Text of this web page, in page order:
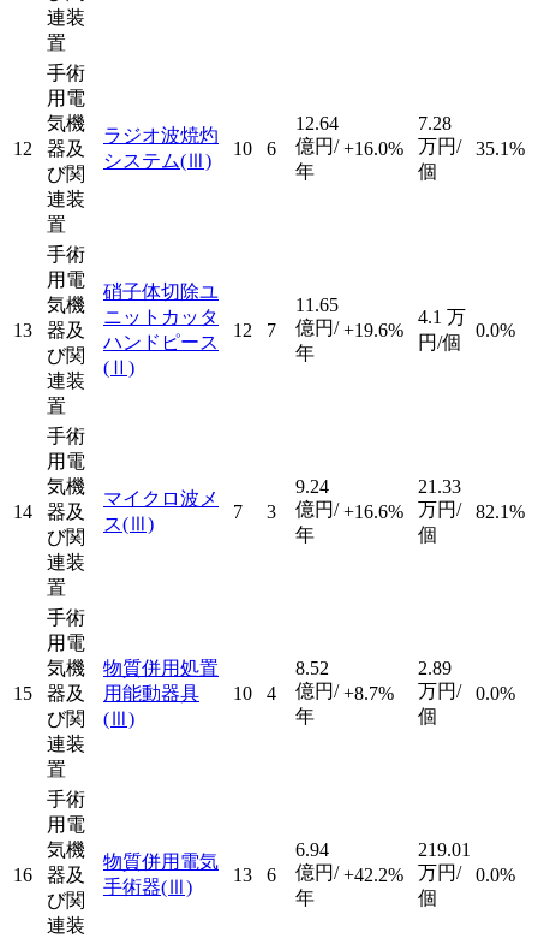
連装
置
12
手術
用電
気機
器及
び関
連装
置
ラジオ波焼灼
システム(Ⅲ)
10 6
12.64
億円/
年
+16.0%
7.28
万円/
個
35.1%
13
手術
用電
気機
器及
び関
連装
置
硝子体切除ユ
ニットカッタ
ハンドピース
(Ⅱ)
12 7
11.65
億円/
年
+19.6%
4.1 万
円/個
0.0%
14
手術
用電
気機
器及
び関
連装
置
マイクロ波メ
ス(Ⅲ)
7 3
9.24
億円/
年
+16.6%
21.33
万円/
個
82.1%
15
手術
用電
気機
器及
び関
連装
置
物質併用処置
用能動器具
(Ⅲ)
10 4
8.52
億円/
年
+8.7%
2.89
万円/
個
0.0%
16
手術
用電
気機
器及
び関
連装
物質併用電気
手術器(Ⅲ)
13 6
6.94
億円/
年
+42.2%
219.01
万円/
個
0.0%